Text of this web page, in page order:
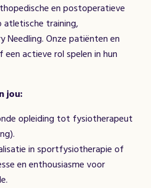
en postoperatieve
atletische training,
Needling. Onze patiënten en
actieve rol spelen in hun
jou:
opleiding tot fysiotherapeut
in sportfysiotherapie of
en enthousiasme voor